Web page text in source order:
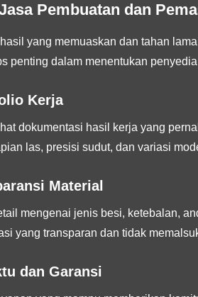
Pembuatan dan
yang memuaskan dan tahan
penting dalam menentukan
Kerja
dokumentasi hasil kerja yang
las, presisi sudut, dan variasi
Material
mengenai jenis besi, ketebalan,
yang transparan dan tidak
dan Garansi